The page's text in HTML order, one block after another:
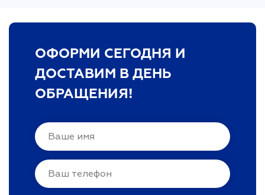
ОФОРМИ СЕГОДНЯ И
ДОСТАВИМ В ДЕНЬ
ОБРАЩЕНИЯ!